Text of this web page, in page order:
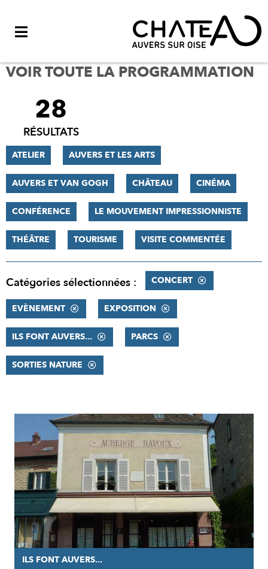
VOIR TOUTE LA PROGRAMMATION
FILTRER
RÉSULTATS
28
RÉSULTATS
ATELIER AUVERS ET LES ARTS
AUVERS ET VAN GOGH CHÂTEAU CINÉMA
CONFÉRENCE LE MOUVEMENT IMPRESSIONNISTE
THÉÂTRE TOURISME VISITE COMMENTÉE
Catégories sélectionnées : CONCERT
EVÈNEMENT EXPOSITION
ILS FONT AUVERS... PARCS
SORTIES NATURE
RÉSULTATS
ILS FONT AUVERS...